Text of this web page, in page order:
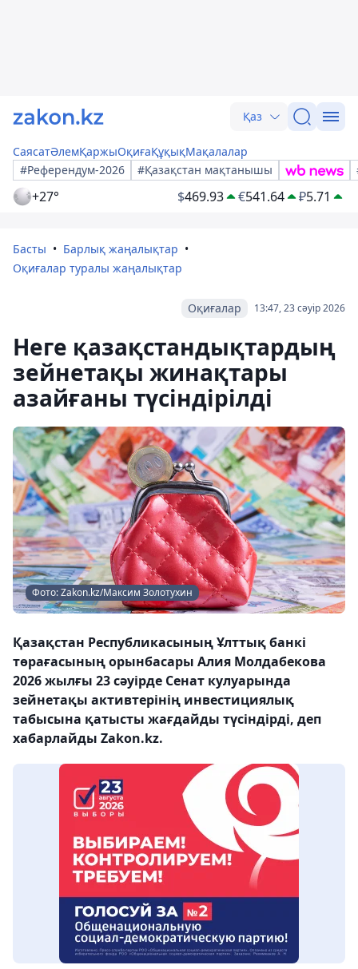
Қаз
СаясатӘлемҚаржыОқиғаҚұқықМақалалар
#Референдум-2026
#Қазақстан мақтанышы
+27° $469.93 €541.64 ₽5.71
Басты
Барлық жаңалықтар
Оқиғалар туралы жаңалықтар
13:47, 23 сәуір 2026
Оқиғалар
Неге қазақстандықтардың
зейнетақы жинақтары
азайғаны түсіндірілді
Фото: Zakon.kz/Максим Золотухин
Қазақстан Республикасының Ұлттық банкі
төрағасының орынбасары Алия Молдабекова
2026 жылғы 23 сәуірде Сенат кулуарында
зейнетақы активтерінің инвестициялық
табысына қатысты жағдайды түсіндірді, деп
хабарлайды Zakon.kz.